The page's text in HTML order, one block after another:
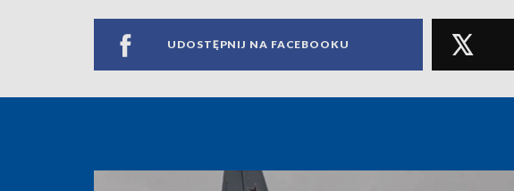
UDOSTĘPNIJ NA FACEBOOKU